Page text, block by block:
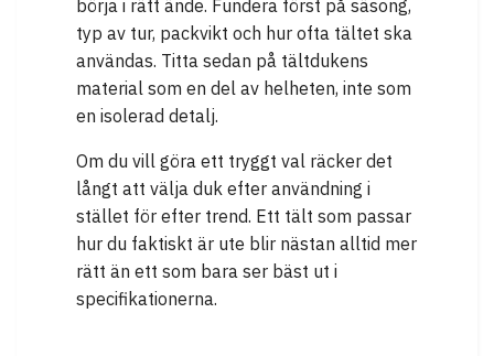
börja i rätt ände. Fundera först på säsong,
typ av tur, packvikt och hur ofta tältet ska
användas. Titta sedan på tältdukens
material som en del av helheten, inte som
en isolerad detalj.
Om du vill göra ett tryggt val räcker det
långt att välja duk efter användning i
stället för efter trend. Ett tält som passar
hur du faktiskt är ute blir nästan alltid mer
rätt än ett som bara ser bäst ut i
specifikationerna.